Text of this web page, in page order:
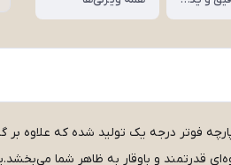
فوتر درجه یک تولید شده که علاوه
و باوقار به ظاهر شما